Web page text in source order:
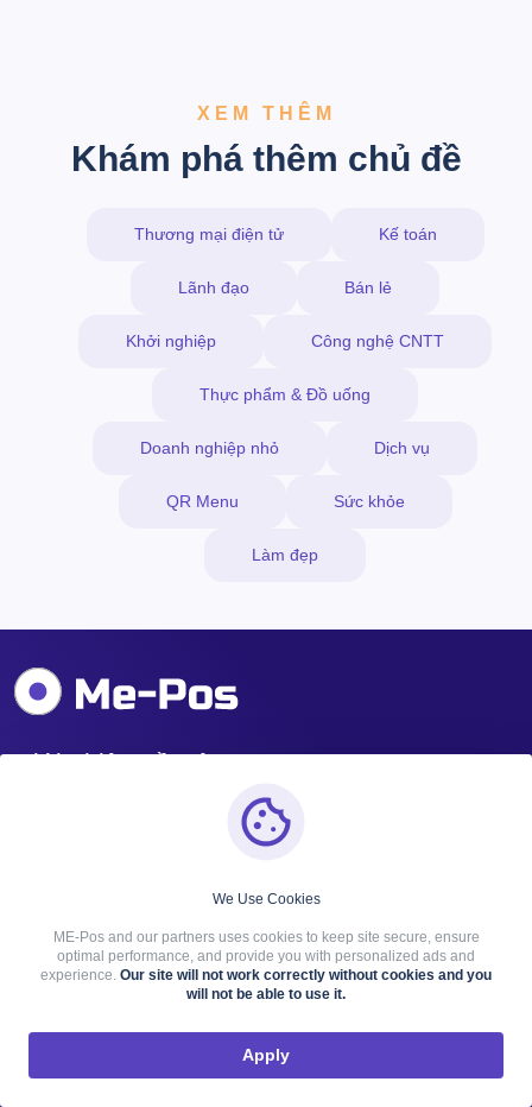
XEM THÊM
Khám phá thêm chủ đề
Thương mại điện tử Kế toán
Lãnh đạo Bán lẻ
Khởi nghiệp Công nghệ CNTT
Thực phẩm & Đồ uống
Doanh nghiệp nhỏ Dịch vụ
QR Menu Sức khỏe
Làm đẹp
Giới Thiệu Về Công Ty
Chúng tôi là một đội ngũ thân thiện, không ngừng cải thiện
kỹ năng và sản phẩm. Do đó, chúng tôi luôn hỗ trợ các ý
Thông tin
We Use Cookies
ME-Pos and our partners uses cookies to keep site secure, ensure
optimal performance, and provide you with personalized ads and
experience. Our site will not work correctly without cookies and you
will not be able to use it.
Apply